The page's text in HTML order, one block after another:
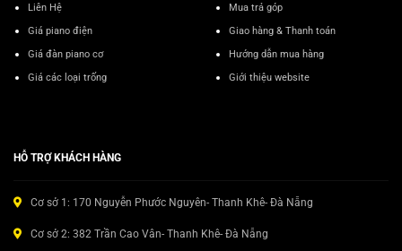
Liên Hệ
Giá piano điện
Giá đàn piano cơ
Giá các loại trống
Mua trả góp
Giao hàng & Thanh toán
Hướng dẫn mua hàng
Giới thiệu website
HỖ TRỢ KHÁCH HÀNG
Cơ sở 1: 170 Nguyễn Phước Nguyên- Thanh Khê- Đà Nẵng
Cơ sở 2: 382 Trần Cao Vân- Thanh Khê- Đà Nẵng